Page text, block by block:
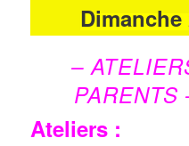
Dimanche
–
PARENTS
Ateliers :